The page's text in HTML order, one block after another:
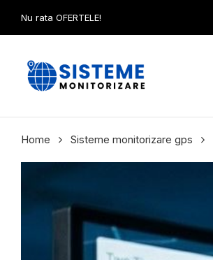
Nu rata OFERTELE!
Home Sisteme monitorizare gps